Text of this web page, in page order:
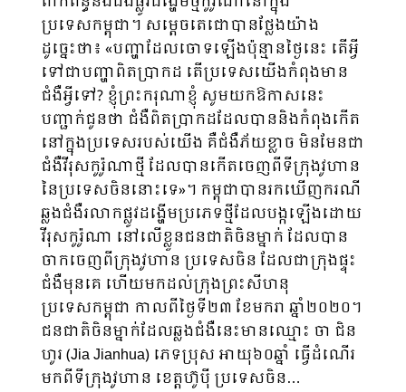
ប្រទេសកម្ពុជា។ សម្តេចតេជោបានថ្លែងយ៉ាង
ដូច្នេះថា៖ «បញ្ហាដែលចោទឡើងប៉ុន្មានថ្ងៃនេះ តើអ្វី
ទៅជាបញ្ហាពិតប្រាកដ តើប្រទេសយើងកំពុងមាន
ជំងឺអ្វីទៅ? ខ្ញុំព្រះករុណាខ្ញុំ សូមយកឱកាសនេះ
បញ្ជាក់ជូនថា ជំងឺពិតប្រាកដដែលបាននិងកំពុងកើត
នៅក្នុងប្រទេសរបស់យើង គឺជំងឺភ័យខ្លាច មិនមែនជា
ជំងឺវីរុសកូរ៉ូណាថ្មី ដែលបានកើតចេញពីទីក្រុងវូហាន
នៃប្រទេសចិននោះទេ»។ កម្ពុជាបានរកឃើញករណី
ឆ្លងជំងឺរលាកផ្លូវដង្ហើមប្រភេទថ្មីដែលបង្កឡើងដោយ
វីរុសកូរ៉ូណា នៅលើខ្លួនជនជាតិចិនម្នាក់ ដែលបាន
ចាកចេញពីក្រុងវូហាន ប្រទេសចិន ដែលជាក្រុងផ្ទុះ
ជំងឺមុនគេ ហើយមកដល់ក្រុងព្រះសីហនុ
ប្រទេសកម្ពុជា កាលពីថ្ងៃទី២៣ ខែមករា ឆ្នាំ២០២០។
ជនជាតិចិនម្នាក់ដែលឆ្លងជំងឺនេះមានឈ្មោះ ចា ជិន
ហូរ (Jia Jianhua) ភេទប្រុស អាយុ៦០ឆ្នាំ ធ្វើដំណើរ
មកពីទីក្រុងវូហាន ខេត្តហ៊ូប៉ី ប្រទេសចិន…